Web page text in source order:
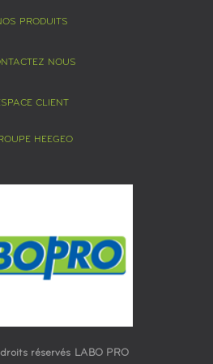
PRODUITS
NOUS
CLIENT
HEEGEO
réservés LABO PRO